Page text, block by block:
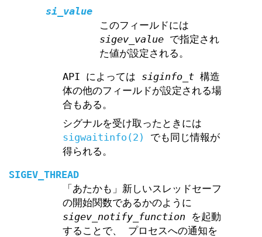
si_value
このフィールドには
sigev_valueで指定され
た値が設定される。
API によっては siginfo_t構造
体の他のフィールドが設定される場
合もある。
シグナルを受け取ったときには
sigwaitinfo(2)
でも同じ情報が
得られる。
SIGEV_THREAD
「あたかも」新しいスレッドセーフ
の開始関数であるかのように
sigev_notify_function を起動
することで、 プロセスへの通知を